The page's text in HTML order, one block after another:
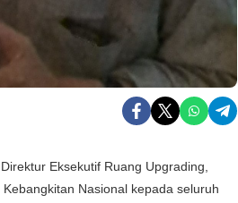
Eksekutif Ruang Upgrading,
Nasional kepada seluruh